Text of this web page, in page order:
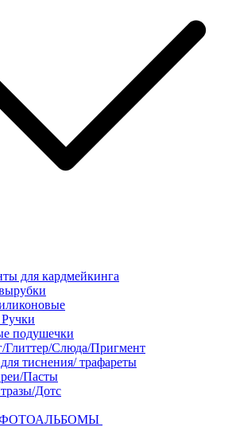
для кардмейкинга
подушечки
Глиттер/Слюда/Пригмент
тиснения/ трафареты
Пасты
Дотс
ФОТОАЛЬБОМЫ